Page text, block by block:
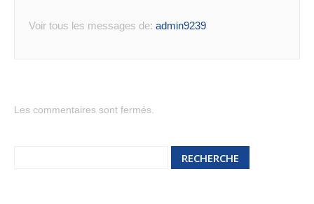
Voir tous les messages de: admin9239
Les commentaires sont fermés.